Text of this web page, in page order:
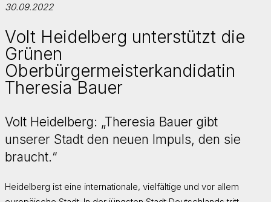
30.09.2022
Volt Heidelberg unterstützt die
Grünen
Oberbürgermeisterkandidatin
Theresia Bauer
Volt Heidelberg: „Theresia Bauer gibt
unserer Stadt den neuen Impuls, den sie
braucht.“
Heidelberg ist eine internationale, vielfältige und vor allem